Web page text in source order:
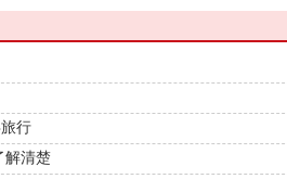
行
解清楚